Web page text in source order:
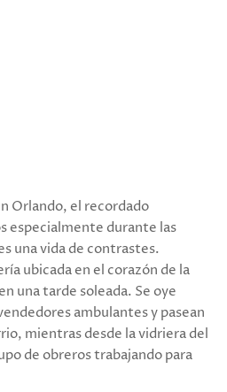
Orlando, el recordado
especialmente durante las
una vida de contrastes.
ubicada en el corazón de la
una tarde soleada. Se oye
ambulantes y pasean
mientras desde la vidriera del
de obreros trabajando para